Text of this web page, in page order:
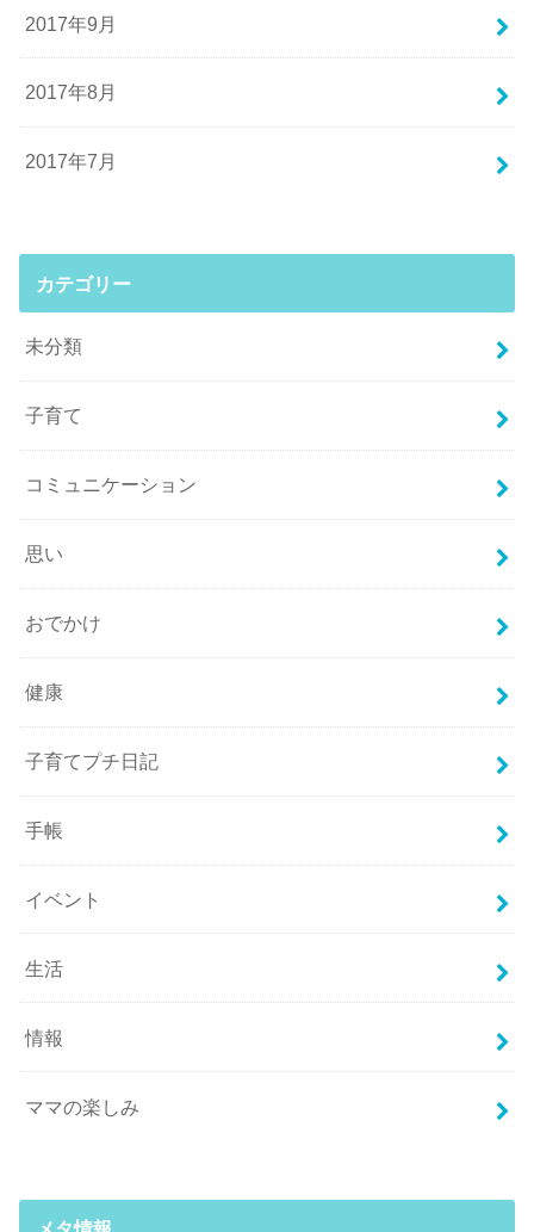
2017年9月
2017年8月
2017年7月
カテゴリー
未分類
子育て
コミュニケーション
思い
おでかけ
健康
子育てプチ日記
手帳
イベント
生活
情報
ママの楽しみ